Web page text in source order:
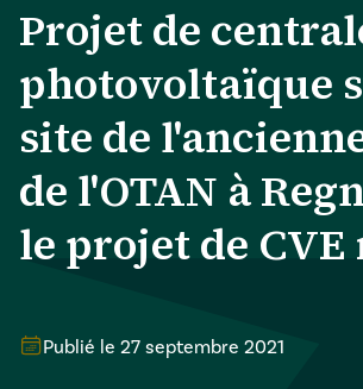
Projet de
photovoltaïque
site de
de l'OTAN à
le projet de
Publié le 27 septembre 2021